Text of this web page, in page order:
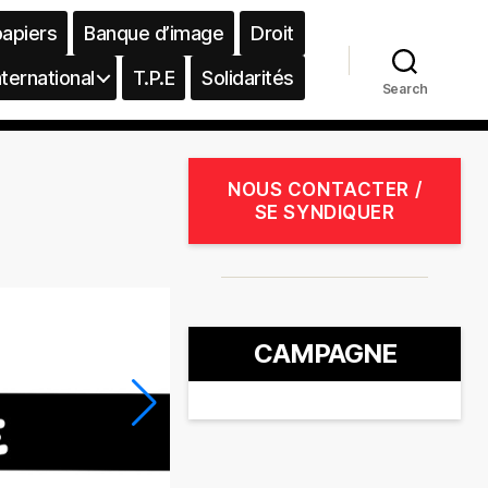
Banque d’image
Droit
T.P.E Solidarités Search
NOUS CONTACTER /
SE SYNDIQUER
CAMPAGNE